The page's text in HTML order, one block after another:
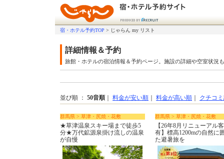
宿・ホテル予約TOP > じゃらん my リスト
詳細情報＆予約
旅館・ホテルの宿泊情報＆予約ページ。施設の詳細や空室状況
並び順 ： 50音順 料金が安い順 料金が高い順 クチコ
群馬県 > 草津・尻焼・花敷
★草津温泉スキー場まで徒歩5
分★万代鉱源泉掛け流しの温泉
が自慢
群馬県 > 草津・尻焼・花敷
【26年8月リニューアル
有】標高1200mの自然に
た避暑旅を